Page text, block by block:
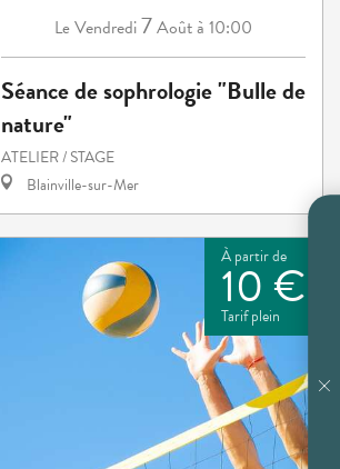
LeVendredi7Aoûtà 10:00
Séance de sophrologie "Bulle de
nature"
ATELIER / STAGE
Blainville-sur-Mer
À partir de
10 €
Tarif plein